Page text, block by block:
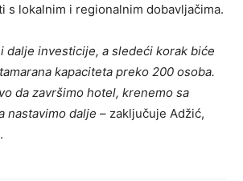
s lokalnim i regionalnim dobavljačima.
dalje investicije, a sledeći korak biće
kapaciteta preko 200 osoba.
da završimo hotel, krenemo sa
nastavimo dalje – zaključuje Adžić,